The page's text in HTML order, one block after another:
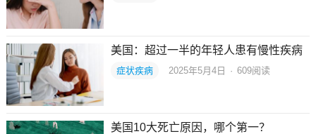
美国：超过一半的年轻人患有慢性疾病
症状疾病 2025年5月4日 · 609阅读
美国10大死亡原因，哪个第一？